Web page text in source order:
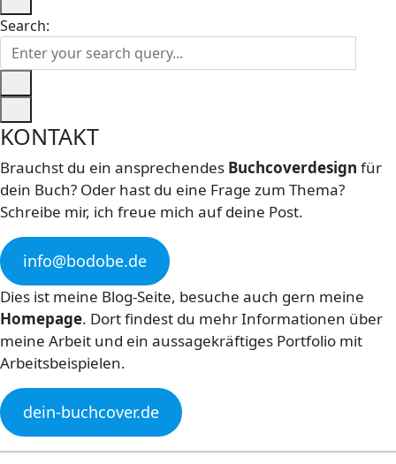
Search:
KONTAKT
Brauchst du ein ansprechendes Buchcoverdesign für
dein Buch? Oder hast du eine Frage zum Thema?
Schreibe mir, ich freue mich auf deine Post.
info@bodobe.de
Dies ist meine Blog-Seite, besuche auch gern meine
Homepage. Dort findest du mehr Informationen über
meine Arbeit und ein aussagekräftiges Portfolio mit
Arbeitsbeispielen.
dein-buchcover.de